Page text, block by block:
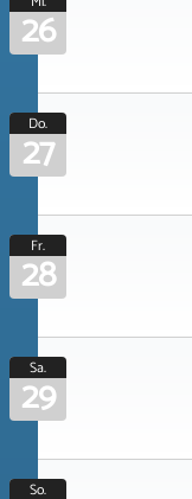
26
Do.
27
Fr.
28
Sa.
29
So.